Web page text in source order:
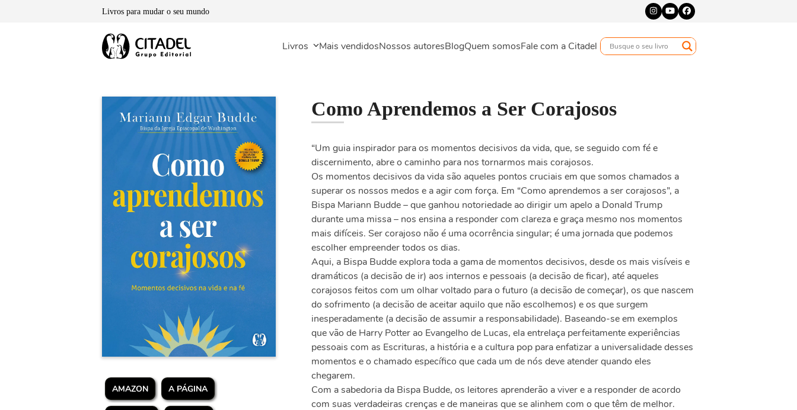
Livros para mudar o seu mundo Instagram
YouTubeFacebook
Livros Mais vendidosNossos autoresBlogQuem somosFale com a Citadel
AMAZON A PÁGINA
Como Aprendemos a Ser Corajosos
“Um guia inspirador para os momentos decisivos da vida, que, se seguido com fé e
discernimento, abre o caminho para nos tornarmos mais corajosos.
Os momentos decisivos da vida são aqueles pontos cruciais em que somos chamados a
superar os nossos medos e a agir com força. Em “Como aprendemos a ser corajosos”, a
Bispa Mariann Budde – que ganhou notoriedade ao dirigir um apelo a Donald Trump
durante uma missa – nos ensina a responder com clareza e graça mesmo nos momentos
mais difíceis. Ser corajoso não é uma ocorrência singular; é uma jornada que podemos
escolher empreender todos os dias.
Aqui, a Bispa Budde explora toda a gama de momentos decisivos, desde os mais visíveis e
dramáticos (a decisão de ir) aos internos e pessoais (a decisão de ficar), até aqueles
corajosos feitos com um olhar voltado para o futuro (a decisão de começar), os que nascem
do sofrimento (a decisão de aceitar aquilo que não escolhemos) e os que surgem
inesperadamente (a decisão de assumir a responsabilidade). Baseando-se em exemplos
que vão de Harry Potter ao Evangelho de Lucas, ela entrelaça perfeitamente experiências
pessoais com as Escrituras, a história e a cultura pop para enfatizar a universalidade desses
momentos e o chamado específico que cada um de nós deve atender quando eles
chegarem.
Com a sabedoria da Bispa Budde, os leitores aprenderão a viver e a responder de acordo
com suas verdadeiras crenças e de maneiras que se alinhem com o que têm de melhor.